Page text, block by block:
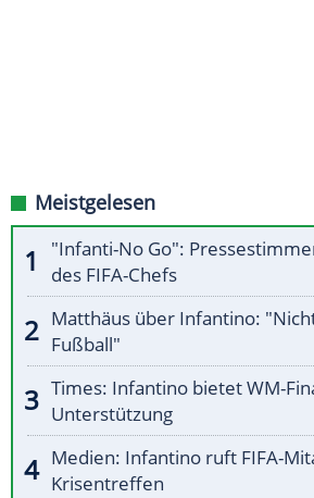
Meistgelesen
"Infanti-No Go":
des FIFA-Chefs
Matthäus über Infantino:
Fußball"
Times: Infantino bietet WM-
Unterstützung
Medien: Infantino ruft FIFA-
Krisentreffen